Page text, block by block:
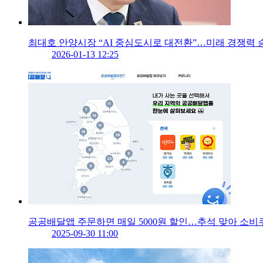
최대호 안양시장 “AI 중심도시로 대전환”…미래 경쟁력
2026-01-13 12:25
공공배달앱 주문하면 매일 5000원 할인…추석 맞아 소비
2025-09-30 11:00